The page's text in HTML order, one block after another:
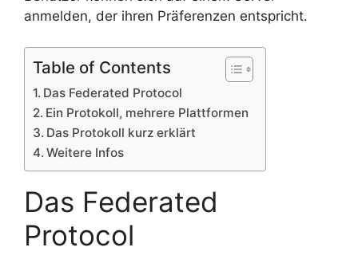
anmelden, der ihren Präferenzen entspricht.
Table of Contents
Das Federated Protocol
Ein Protokoll, mehrere Plattformen
Das Protokoll kurz erklärt
Weitere Infos
Das Federated
Protocol